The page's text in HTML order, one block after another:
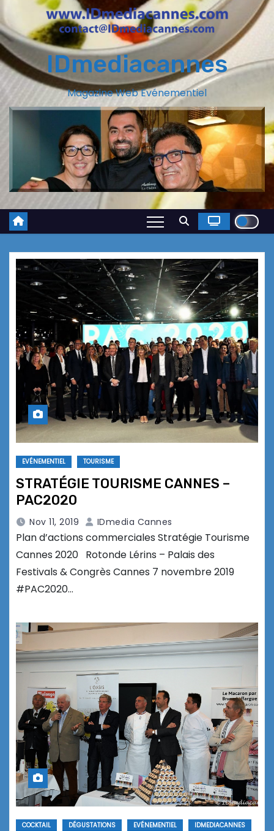
IDmediacannes
Magazine Web Evénementiel
EVÉNEMENTIEL TOURISME
STRATÉGIE TOURISME CANNES –
PAC2020
Nov 11, 2019 IDmedia Cannes
Plan d’actions commerciales Stratégie Tourisme
Cannes 2020 Rotonde Lérins – Palais des
Festivals & Congrès Cannes 7 novembre 2019
#PAC2020…
COCKTAIL DÉGUSTATIONS EVÉNEMENTIEL IDMEDIACANNES